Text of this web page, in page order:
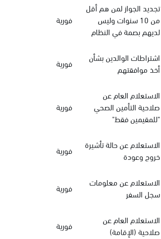
تجديد الجواز لمن هم أقل
من 10 سنوات وليس
لديهم بصمة في النظام
فورية
اشتراطات الوالدين بشأن
أخذ موافقتهم
فورية
الاستعلام العام عن
صلاحية التأمين الصحي
"للمقيمين فقط"
فورية
الاستعلام عن حالة تأشيرة
خروج وعودة
فورية
الاستعلام عن معلومات
سجل السفر
فورية
الاستعلام العام عن
صلاحية (الإقامة)
فورية